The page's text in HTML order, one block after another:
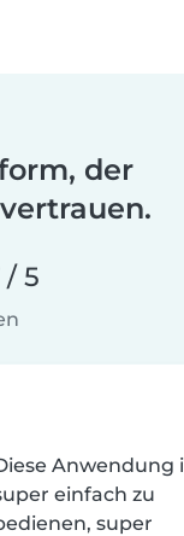
der
/ 5
Anwendung
einfach zu
super